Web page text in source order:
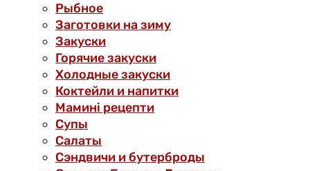
Рыбное
Заготовки на зиму
Закуски
Горячие закуски
Холодные закуски
Коктейли и напитки
Мамині рецепти
Супы
Салаты
Сэндвичи и бутерброды